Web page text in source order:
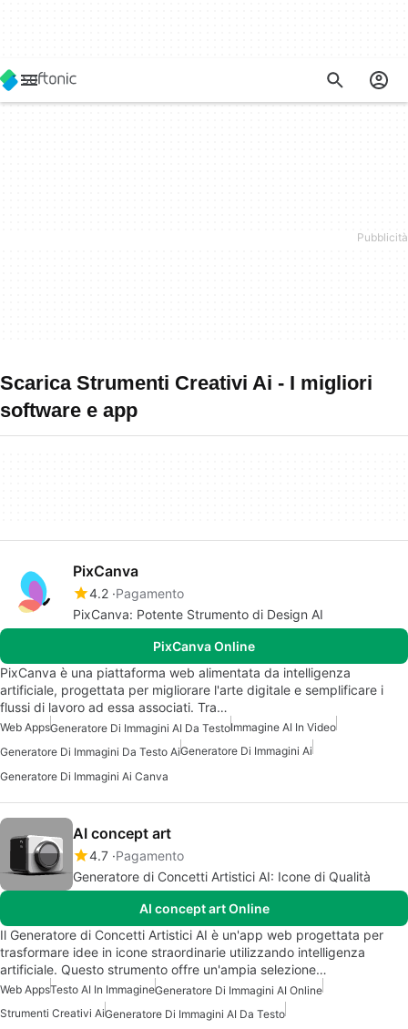
Scarica Strumenti Creativi Ai - I migliori
software e app
PixCanva
4.2 Pagamento
PixCanva: Potente Strumento di Design AI
PixCanva Online
PixCanva è una piattaforma web alimentata da intelligenza
artificiale, progettata per migliorare l'arte digitale e semplificare i
flussi di lavoro ad essa associati. Tra…
Web AppsGeneratore Di Immagini AI Da TestoImmagine AI In Video
Generatore Di Immagini Da Testo AiGeneratore Di Immagini Ai
Generatore Di Immagini Ai Canva
AI concept art
4.7 Pagamento
Generatore di Concetti Artistici AI: Icone di Qualità
AI concept art Online
Il Generatore di Concetti Artistici AI è un'app web progettata per
trasformare idee in icone straordinarie utilizzando intelligenza
artificiale. Questo strumento offre un'ampia selezione…
Web AppsTesto AI In ImmagineGeneratore Di Immagini AI Online
Strumenti Creativi AiGeneratore Di Immagini AI Da Testo